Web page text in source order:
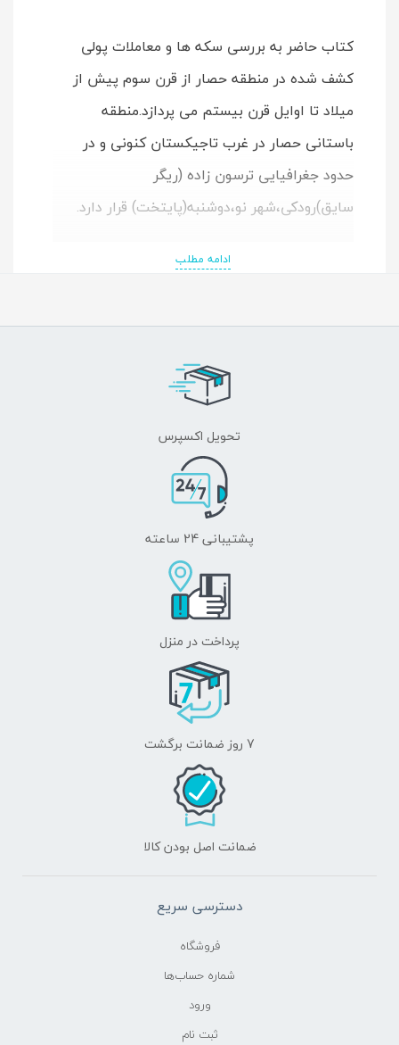
کتاب حاضر به بررسی سکه ها و معاملات پولی
کشف شده در منطقه حصار از قرن سوم پیش از
میلاد تا اوایل قرن بیستم می پردازد.منطقه
باستانی حصار در غرب تاجیکستان کنونی و در
حدود جغرافیایی ترسون زاده (ریگر
سایق)رودکی،شهر نو،دوشنبه(پایتخت) قرار دارد.
ادامه مطلب
تحویل اکسپرس
پشتیبانی 24 ساعته
پرداخت در منزل
7 روز ضمانت برگشت
ضمانت اصل بودن کالا
دسترسی سریع
فروشگاه
شماره حساب‌ها
ورود
ثبت نام